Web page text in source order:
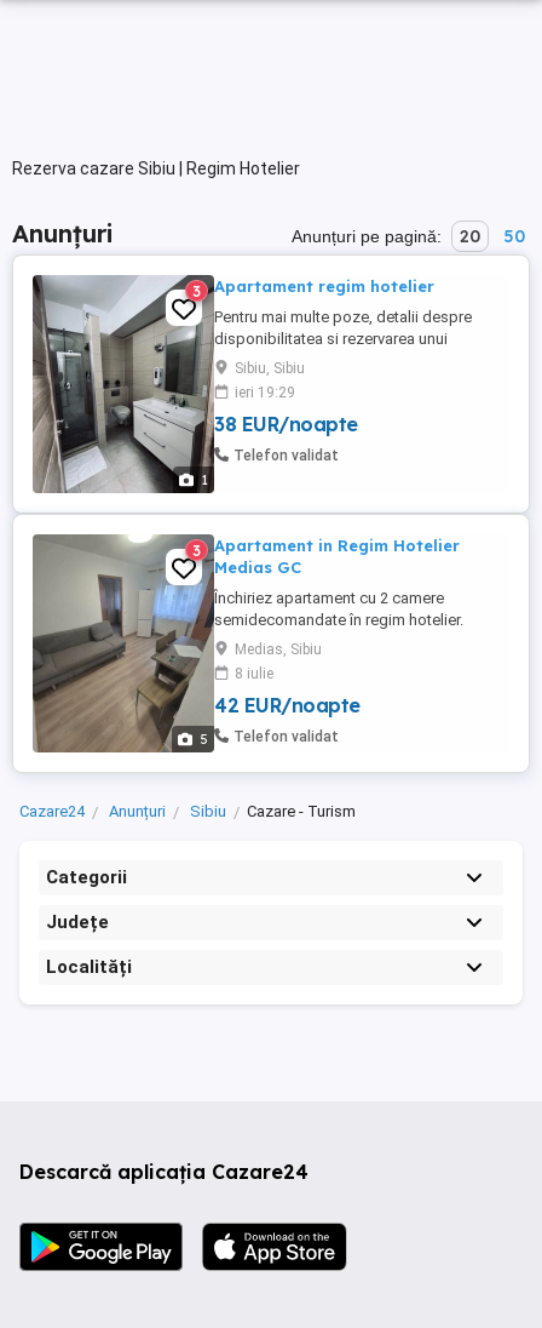
Rezerva cazare Sibiu | Regim Hotelier
Anunțuri Anunțuri pe pagină: 20 50
1
3 Apartament regim hotelier
Pentru mai multe poze, detalii despre
disponibilitatea si rezervarea unui
apartament care sa satisfaca nevoile
dumneavoastra va rog sa imi scrieti pe
Whatsapp pe numarul din anunt.
Apartament decomandat in regim hotelier,
mobilat si utilat complet cu aer
Sibiu, Sibiu
ieri 19:29
38 EUR/noapte
Telefon validat
5
3
Apartament in Regim Hotelier
Medias GC
Închiriez apartament cu 2 camere
semidecomandate în regim hotelier.
Apartamentul este utilat și mobilat în
totalitate asiguranduse tot strictul
necesar. Apartamentul este la etajul 2 în
cartierul Gura Câmpului. Dispune de
centrala proprie, mașina de spălat, cuptor
Medias, Sibiu
8 iulie
42 EUR/noapte
Telefon validat
Cazare24 Anunțuri Sibiu Cazare - Turism
Categorii
Județe
Localități
Descarcă aplicația Cazare24